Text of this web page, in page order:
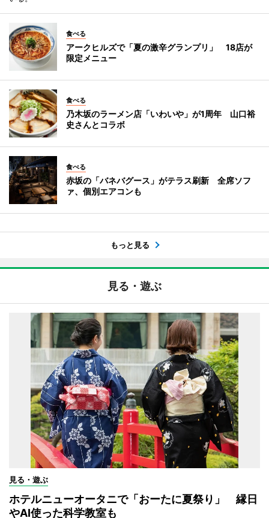
食べる
アークヒルズで「夏の激辛グランプリ」 18店が
限定メニュー
食べる
乃木坂のラーメン店「いわいや」が1周年 山口裕
史さんとコラボ
食べる
赤坂の「バネバグース」がテラス刷新 全席ソフ
ァ、個別エアコンも
もっと見る
見る・遊ぶ
見る・遊ぶ
ホテルニューオータニで「おーたに夏祭り」 縁日
やAI使った科学教室も